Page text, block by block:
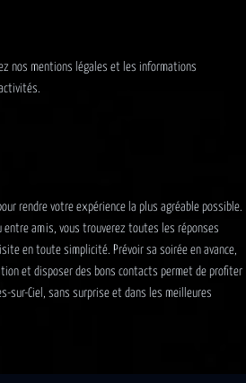
nos mentions légales et les informations
rendre votre expérience la plus agréable possible.
entre amis, vous trouverez toutes les réponses
en toute simplicité. Prévoir sa soirée en avance,
et disposer des bons contacts permet de profiter
sur-Ciel, sans surprise et dans les meilleures